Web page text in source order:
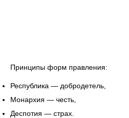
Принципы форм правления:
Республика — добродетель,
Монархия — честь,
Деспотия — страх.